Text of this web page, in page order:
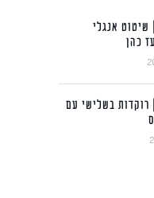
שיטוט אנגלי
כהן
רוקדות בשלישי עם